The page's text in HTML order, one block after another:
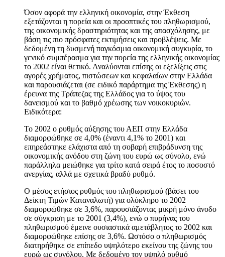
Όσον αφορά την ελληνική οικονομία, στην Έκθεση
εξετάζονται η πορεία και οι προοπτικές του πληθωρισμού,
της οικονομικής δραστηριότητας και της απασχόλησης, με
βάση τις πιο πρόσφατες εκτιμήσεις και προβλέψεις. Με
δεδομένη τη δυσμενή παγκόσμια οικονομική συγκυρία, το
γενικό συμπέρασμα για την πορεία της ελληνικής οικονομίας
το 2002 είναι θετικό. Αναλύονται επίσης οι εξελίξεις στις
αγορές χρήματος, πιστώσεων και κεφαλαίων στην Ελλάδα
και παρουσιάζεται (σε ειδικό παράρτημα της Έκθεσης) η
έρευνα της Τράπεζας της Ελλάδος για το ύψος του
δανεισμού και το βαθμό χρέωσης των νοικοκυριών.
Ειδικότερα:
Το 2002 ο ρυθμός αύξησης του ΑΕΠ στην Ελλάδα
διαμορφώθηκε σε 4,0% (έναντι 4,1% το 2001) και
επηρεάστηκε ελάχιστα από τη σοβαρή επιβράδυνση της
οικονομικής ανόδου στη ζώνη του ευρώ ως σύνολο, ενώ
παράλληλα μειώθηκε για τρίτο κατά σειρά έτος το ποσοστό
ανεργίας, αλλά με σχετικά βραδύ ρυθμό.
Ο μέσος ετήσιος ρυθμός του πληθωρισμού (βάσει του
Δείκτη Τιμών Καταναλωτή) για ολόκληρο το 2002
διαμορφώθηκε σε 3,6%, παρουσιάζοντας μικρή μόνο άνοδο
σε σύγκριση με το 2001 (3,4%), ενώ ο πυρήνας του
πληθωρισμού έμεινε ουσιαστικά αμετάβλητος το 2002 και
διαμορφώθηκε επίσης σε 3,6%. Ωστόσο ο πληθωρισμός
διατηρήθηκε σε επίπεδο υψηλότερο εκείνου της ζώνης του
ευρώ ως συνόλου. Με δεδομένο τον υψηλό ρυθμό